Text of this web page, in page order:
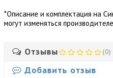
*Описание и комплектация на
могут изменяться
Отзывы (0)
Добавить отзыв